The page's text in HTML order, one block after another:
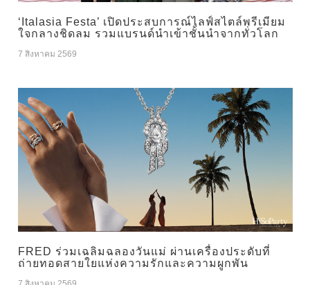
‘Italasia Festa’ เปิดประสบการณ์ไลฟ์สไตล์พรีเมียม
ใจกลางชิดลม รวมแบรนด์นำเข้าชั้นนำจากทั่วโลก
7 สิงหาคม 2569
FRED ร่วมเฉลิมฉลองวันแม่ ผ่านเครื่องประดับที่
ถ่ายทอดสายใยแห่งความรักและความผูกพัน